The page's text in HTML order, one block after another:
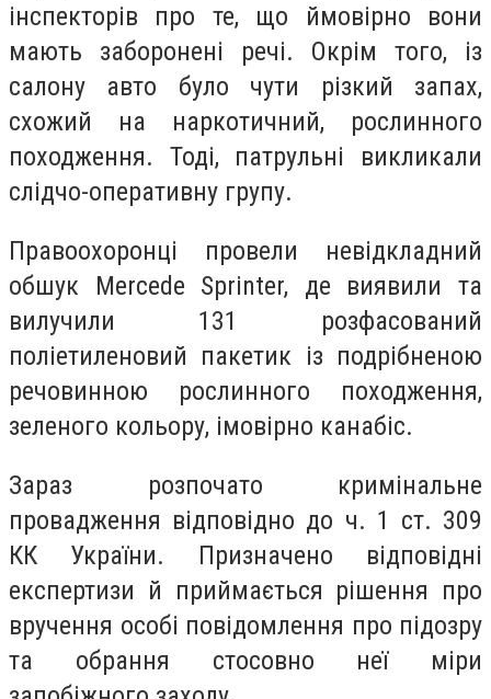
інспекторів про те, що ймовірно вони
мають заборонені речі. Окрім того, із
салону авто було чути різкий запах,
схожий на наркотичний, рослинного
походження. Тоді, патрульні викликали
слідчо-оперативну групу.
Правоохоронці провели невідкладний
обшук Mercede Sprinter, де виявили та
вилучили 131 розфасований
поліетиленовий пакетик із подрібненою
речовинною рослинного походження,
зеленого кольору, імовірно канабіс.
Зараз розпочато кримінальне
провадження відповідно до ч. 1 ст. 309
КК України. Призначено відповідні
експертизи й приймається рішення про
вручення особі повідомлення про підозру
та обрання стосовно неї міри